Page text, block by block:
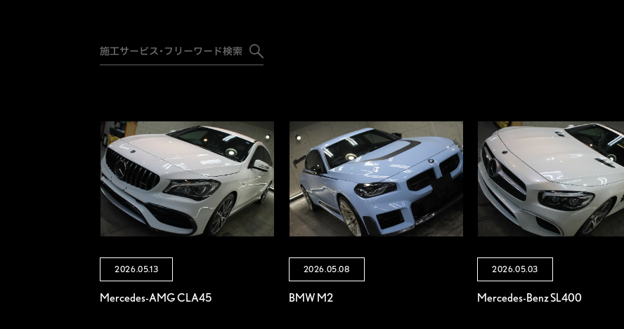
2026.05.13
Mercedes-AMG CLA45
2026.05.08
BMW M2
2026.05.03
Mercedes-Benz SL400